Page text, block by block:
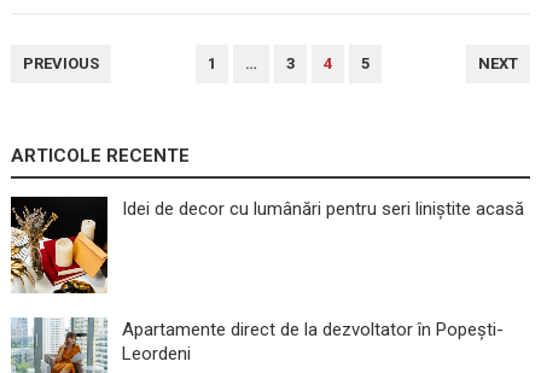
PAGINAȚIE
PREVIOUS 1 … 3 4 5 NEXT
ARTICOLE RECENTE
Idei de decor cu lumânări pentru seri liniștite acasă
Apartamente direct de la dezvoltator în Popești-
Leordeni